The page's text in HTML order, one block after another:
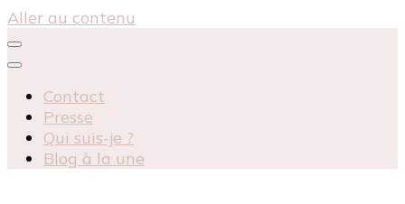
Aller au contenu
Contact
Presse
Qui suis-je ?
Blog à la une